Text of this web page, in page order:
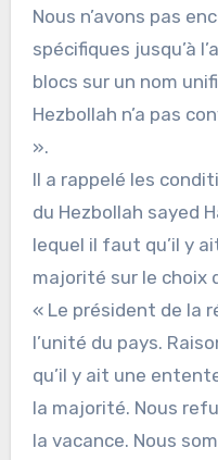
Nous n’avons pas
spécifiques jusqu’à
blocs sur un nom
Hezbollah n’a pas
».
Il a rappelé les
du Hezbollah sayed
lequel il faut qu’il y
majorité sur le choix
« Le président de la
l’unité du pays.
qu’il y ait une
la majorité. Nous
la vacance. Nous